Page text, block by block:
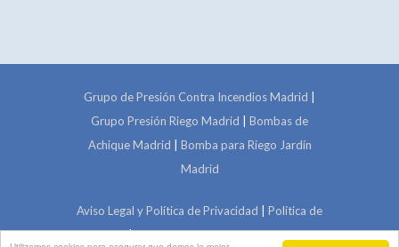
Grupo de Presión Contra Incendios Madrid
Grupo Presión Riego Madrid
Bombas de
Achique Madrid
Bomba para Riego Jardín
Madrid
Aviso Legal y Política de Privacidad
Política de
Cookies| © Copyright 2024 Fontelec - Web